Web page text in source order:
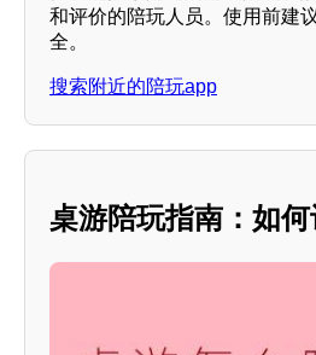
和评价的陪玩人员。使用前建
全。
搜索附近的陪玩app
桌游陪玩指南：如